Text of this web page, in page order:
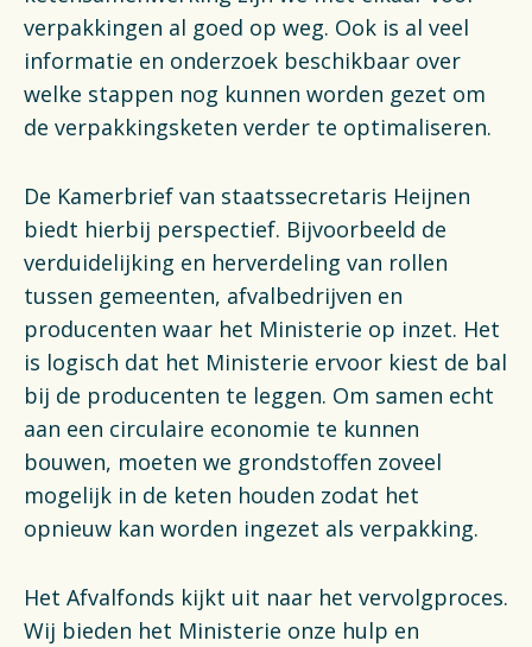
verpakkingen al goed op weg. Ook is al veel
informatie en onderzoek beschikbaar over
welke stappen nog kunnen worden gezet om
de verpakkingsketen verder te optimaliseren.
De Kamerbrief van staatssecretaris Heijnen
biedt hierbij perspectief. Bijvoorbeeld de
verduidelijking en herverdeling van rollen
tussen gemeenten, afvalbedrijven en
producenten waar het Ministerie op inzet. Het
is logisch dat het Ministerie ervoor kiest de bal
bij de producenten te leggen. Om samen echt
aan een circulaire economie te kunnen
bouwen, moeten we grondstoffen zoveel
mogelijk in de keten houden zodat het
opnieuw kan worden ingezet als verpakking.
Het Afvalfonds kijkt uit naar het vervolgproces.
Wij bieden het Ministerie onze hulp en